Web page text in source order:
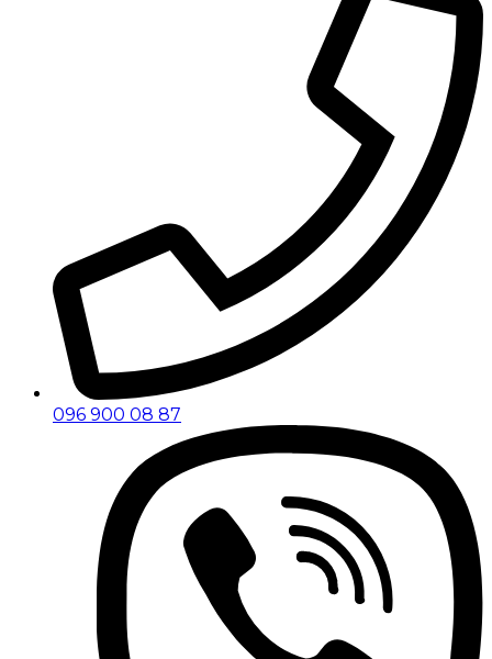
096 900 08 87